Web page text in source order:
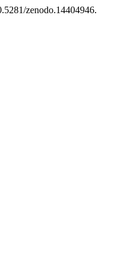
zenodo.14404946.